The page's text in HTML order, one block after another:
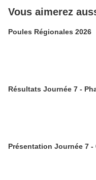
Vous aimerez
Poules Régionales 2026
Résultats Journée 7 -
Présentation Journée 7